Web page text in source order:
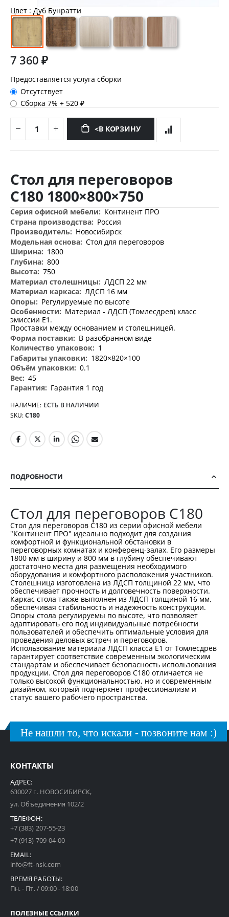
Цвет : Дуб Бунратти
7 360 ₽
Предоставляется услуга сборки
Отсутствует
Сборка 7%+ 520 ₽
<В КОРЗИНУ
началу
изображений
Стол для переговоров
С180 1800×800×750
Дополнительная
информация
Континент ПРО
Россия
Новосибирск
Стол для переговоров
1800
800
750
ЛДСП 22 мм
ЛДСП 16 мм
Регулируемые по высоте
Материал - ЛДСП (Томлесдрев) класс
эмиссии Е1.
Проставки между основанием и столешницей.
В разобранном виде
1
1820×820×100
0.1
45
Гарантия 1 год
НАЛИЧИЕ: ЕСТЬ В НАЛИЧИИ
SKU С180
ПОДРОБНОСТИ
Стол для переговоров С180
Стол для переговоров С180 из серии офисной мебели
"Континент ПРО" идеально подходит для создания
комфортной и функциональной обстановки в
переговорных комнатах и конференц-залах. Его размеры
1800 мм в ширину и 800 мм в глубину обеспечивают
достаточно места для размещения необходимого
оборудования и комфортного расположения участников.
Столешница изготовлена из ЛДСП толщиной 22 мм, что
обеспечивает прочность и долговечность поверхности.
Каркас стола также выполнен из ЛДСП толщиной 16 мм,
обеспечивая стабильность и надежность конструкции.
Опоры стола регулируемы по высоте, что позволяет
адаптировать его под индивидуальные потребности
пользователей и обеспечить оптимальные условия для
проведения деловых встреч и переговоров.
Использование материала ЛДСП класса Е1 от Томлесдрев
гарантирует соответствие современным экологическим
стандартам и обеспечивает безопасность использования
продукции. Стол для переговоров С180 отличается не
только высокой функциональностью, но и современным
дизайном, который подчеркнет профессионализм и
статус вашего рабочего пространства.
Не нашли то, что искали - позвоните нам :)
КОНТАКТЫ
АДРЕС:
630027 г. НОВОСИБИРСК,
ул. Объединения 102/2
ТЕЛЕФОН:
+7 (383) 207-55-23
+7 (913) 709-04-00
EMAIL:
info@ft-nsk.com
ВРЕМЯ РАБОТЫ:
Пн. - Пт. / 09:00 - 18:00
ПОЛЕЗНЫЕ ССЫЛКИ